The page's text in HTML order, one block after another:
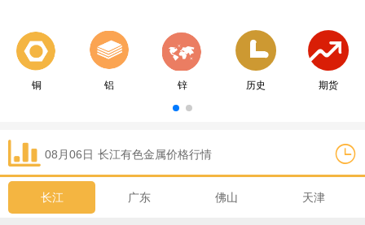
铜 铝 锌 历史 期货
08月06日 长江有色金属价格行情
长江 广东 佛山 天津